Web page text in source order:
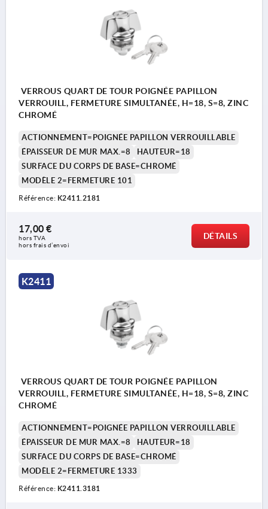
VERROUS QUART DE TOUR POIGNÉE PAPILLON
VERROUILL, FERMETURE SIMULTANÉE, H=18, S=8, ZINC
CHROMÉ
ACTIONNEMENT=POIGNÉE PAPILLON VERROUILLABLE
ÉPAISSEUR DE MUR MAX.=8
HAUTEUR=18
SURFACE DU CORPS DE BASE=CHROMÉ
MODÈLE 2=FERMETURE 101
Référence: K2411.2181
17,00 €
hors TVA
hors frais d’envoi
DÉTAILS
K2411
VERROUS QUART DE TOUR POIGNÉE PAPILLON
VERROUILL, FERMETURE SIMULTANÉE, H=18, S=8, ZINC
CHROMÉ
ACTIONNEMENT=POIGNÉE PAPILLON VERROUILLABLE
ÉPAISSEUR DE MUR MAX.=8
HAUTEUR=18
SURFACE DU CORPS DE BASE=CHROMÉ
MODÈLE 2=FERMETURE 1333
Référence: K2411.3181